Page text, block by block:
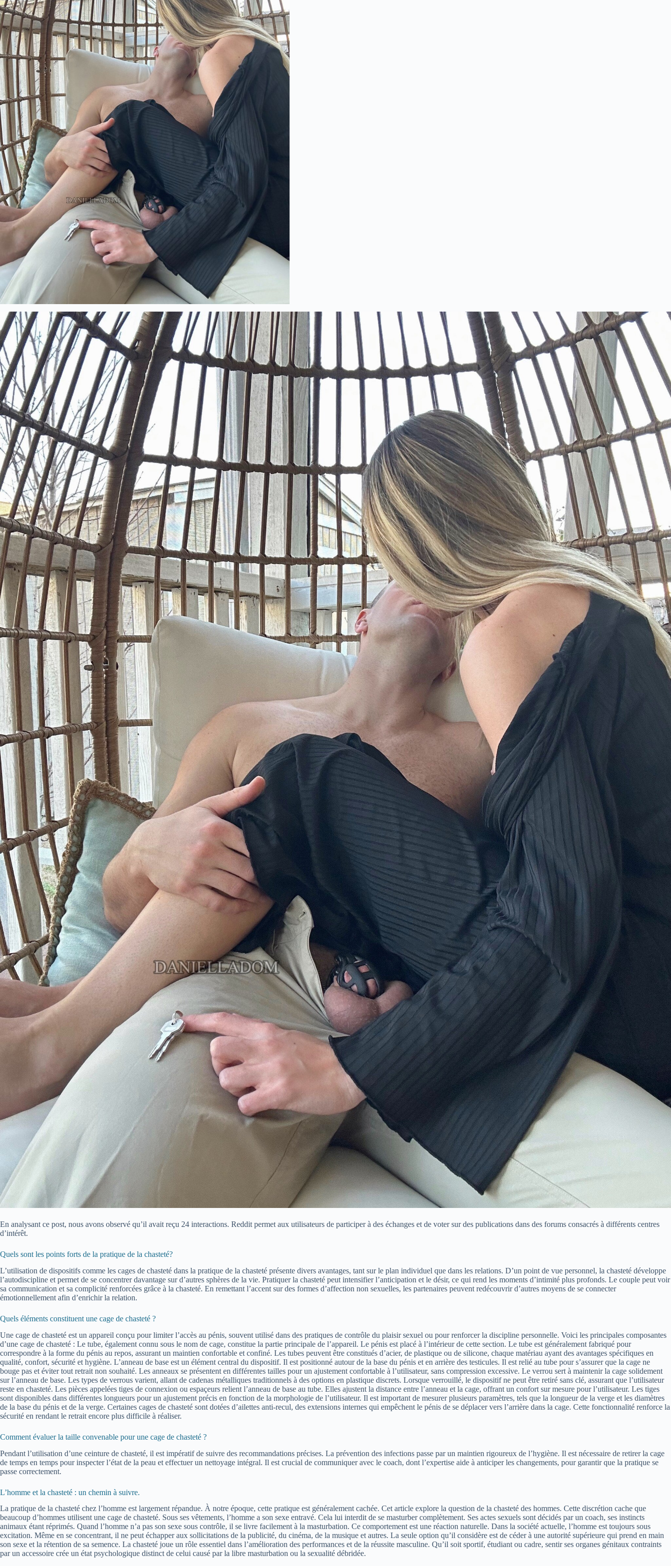
En analysant ce post, nous avons observé qu’il avait reçu 24 interactions. Reddit permet aux utilisateurs de participer à des échanges et de voter sur des publications dans des forums consacrés à différents centres
d’intérêt.
Quels sont les points forts de la pratique de la chasteté?
L’utilisation de dispositifs comme les cages de chasteté dans la pratique de la chasteté présente divers avantages, tant sur le plan individuel que dans les relations. D’un point de vue personnel, la chasteté développe
l’autodiscipline et permet de se concentrer davantage sur d’autres sphères de la vie. Pratiquer la chasteté peut intensifier l’anticipation et le désir, ce qui rend les moments d’intimité plus profonds. Le couple peut voir
sa communication et sa complicité renforcées grâce à la chasteté. En remettant l’accent sur des formes d’affection non sexuelles, les partenaires peuvent redécouvrir d’autres moyens de se connecter
émotionnellement afin d’enrichir la relation.
Quels éléments constituent une cage de chasteté ?
Une cage de chasteté est un appareil conçu pour limiter l’accès au pénis, souvent utilisé dans des pratiques de contrôle du plaisir sexuel ou pour renforcer la discipline personnelle. Voici les principales composantes
d’une cage de chasteté : Le tube, également connu sous le nom de cage, constitue la partie principale de l’appareil. Le pénis est placé à l’intérieur de cette section. Le tube est généralement fabriqué pour
correspondre à la forme du pénis au repos, assurant un maintien confortable et confiné. Les tubes peuvent être constitués d’acier, de plastique ou de silicone, chaque matériau ayant des avantages spécifiques en
qualité, confort, sécurité et hygiène. L’anneau de base est un élément central du dispositif. Il est positionné autour de la base du pénis et en arrière des testicules. Il est relié au tube pour s’assurer que la cage ne
bouge pas et éviter tout retrait non souhaité. Les anneaux se présentent en différentes tailles pour un ajustement confortable à l’utilisateur, sans compression excessive. Le verrou sert à maintenir la cage solidement
sur l’anneau de base. Les types de verrous varient, allant de cadenas métalliques traditionnels à des options en plastique discrets. Lorsque verrouillé, le dispositif ne peut être retiré sans clé, assurant que l’utilisateur
reste en chasteté. Les pièces appelées tiges de connexion ou espaçeurs relient l’anneau de base au tube. Elles ajustent la distance entre l’anneau et la cage, offrant un confort sur mesure pour l’utilisateur. Les tiges
sont disponibles dans différentes longueurs pour un ajustement précis en fonction de la morphologie de l’utilisateur. Il est important de mesurer plusieurs paramètres, tels que la longueur de la verge et les diamètres
de la base du pénis et de la verge. Certaines cages de chasteté sont dotées d’ailettes anti-recul, des extensions internes qui empêchent le pénis de se déplacer vers l’arrière dans la cage. Cette fonctionnalité renforce la
sécurité en rendant le retrait encore plus difficile à réaliser.
Comment évaluer la taille convenable pour une cage de chasteté ?
Pendant l’utilisation d’une ceinture de chasteté, il est impératif de suivre des recommandations précises. La prévention des infections passe par un maintien rigoureux de l’hygiène. Il est nécessaire de retirer la cage
de temps en temps pour inspecter l’état de la peau et effectuer un nettoyage intégral. Il est crucial de communiquer avec le coach, dont l’expertise aide à anticiper les changements, pour garantir que la pratique se
passe correctement.
L’homme et la chasteté : un chemin à suivre.
La pratique de la chasteté chez l’homme est largement répandue. À notre époque, cette pratique est généralement cachée. Cet article explore la question de la chasteté des hommes. Cette discrétion cache que
beaucoup d’hommes utilisent une cage de chasteté. Sous ses vêtements, l’homme a son sexe entravé. Cela lui interdit de se masturber complètement. Ses actes sexuels sont décidés par un coach, ses instincts
animaux étant réprimés. Quand l’homme n’a pas son sexe sous contrôle, il se livre facilement à la masturbation. Ce comportement est une réaction naturelle. Dans la société actuelle, l’homme est toujours sous
excitation. Même en se concentrant, il ne peut échapper aux sollicitations de la publicité, du cinéma, de la musique et autres. La seule option qu’il considère est de céder à une autorité supérieure qui prend en main
son sexe et la rétention de sa semence. La chasteté joue un rôle essentiel dans l’amélioration des performances et de la réussite masculine. Qu’il soit sportif, étudiant ou cadre, sentir ses organes génitaux contraints
par un accessoire crée un état psychologique distinct de celui causé par la libre masturbation ou la sexualité débridée.